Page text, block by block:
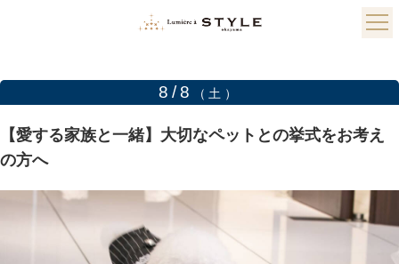
8/8 （土）
【愛する家族と一緒】大切なペットとの挙式をお考え
の方へ